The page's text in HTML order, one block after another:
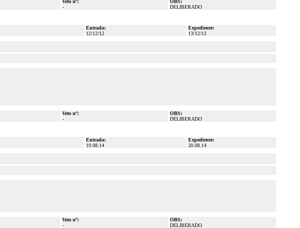
Veto nº:
-
OBS:
DELIBERADO
Entrada:
12/12/12
Expediente:
13/12/12
Veto nº:
-
OBS:
DELIBERADO
Entrada:
19.08.14
Expediente:
20.08.14
Veto nº:
-
OBS:
DELIBERADO